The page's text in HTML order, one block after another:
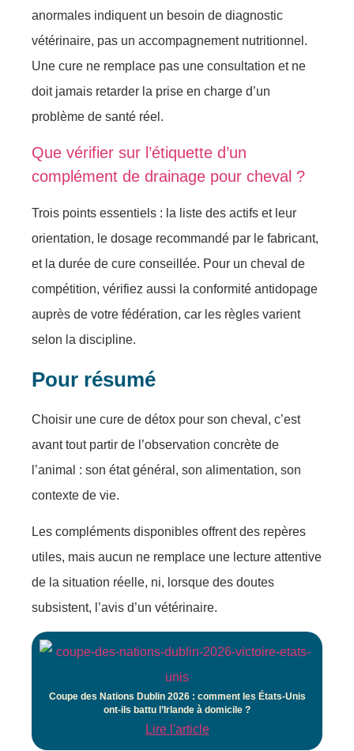
anormales indiquent un besoin de diagnostic
vétérinaire, pas un accompagnement nutritionnel.
Une cure ne remplace pas une consultation et ne
doit jamais retarder la prise en charge d’un
problème de santé réel.
Que vérifier sur l’étiquette d’un
complément de drainage pour cheval ?
Trois points essentiels : la liste des actifs et leur
orientation, le dosage recommandé par le fabricant,
et la durée de cure conseillée. Pour un cheval de
compétition, vérifiez aussi la conformité antidopage
auprès de votre fédération, car les règles varient
selon la discipline.
Pour résumé
Choisir une cure de détox pour son cheval, c’est
avant tout partir de l’observation concrète de
l’animal : son état général, son alimentation, son
contexte de vie.
Les compléments disponibles offrent des repères
utiles, mais aucun ne remplace une lecture attentive
de la situation réelle, ni, lorsque des doutes
subsistent, l’avis d’un vétérinaire.
Coupe des Nations Dublin 2026 : comment les États-Unis
ont-ils battu l’Irlande à domicile ?
Lire l'article